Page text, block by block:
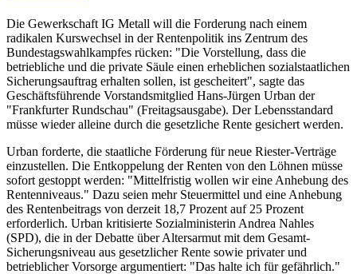
Die Gewerkschaft IG Metall will die Forderung nach einem
radikalen Kurswechsel in der Rentenpolitik ins Zentrum des
Bundestagswahlkampfes rücken: "Die Vorstellung, dass die
betriebliche und die private Säule einen erheblichen sozialstaatlichen
Sicherungsauftrag erhalten sollen, ist gescheitert", sagte das
Geschäftsführende Vorstandsmitglied Hans-Jürgen Urban der
"Frankfurter Rundschau" (Freitagsausgabe). Der Lebensstandard
müsse wieder alleine durch die gesetzliche Rente gesichert werden.
Urban forderte, die staatliche Förderung für neue Riester-Verträge
einzustellen. Die Entkoppelung der Renten von den Löhnen müsse
sofort gestoppt werden: "Mittelfristig wollen wir eine Anhebung des
Rentenniveaus." Dazu seien mehr Steuermittel und eine Anhebung
des Rentenbeitrags von derzeit 18,7 Prozent auf 25 Prozent
erforderlich. Urban kritisierte Sozialministerin Andrea Nahles
(SPD), die in der Debatte über Altersarmut mit dem Gesamt-
Sicherungsniveau aus gesetzlicher Rente sowie privater und
betrieblicher Vorsorge argumentiert: "Das halte ich für gefährlich."